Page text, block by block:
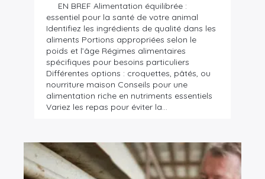
EN BREF Alimentation équilibrée :
essentiel pour la santé de votre animal
Identifiez les ingrédients de qualité dans les
aliments Portions appropriées selon le
poids et l’âge Régimes alimentaires
spécifiques pour besoins particuliers
Différentes options : croquettes, pâtés, ou
nourriture maison Conseils pour une
alimentation riche en nutriments essentiels
Variez les repas pour éviter la…